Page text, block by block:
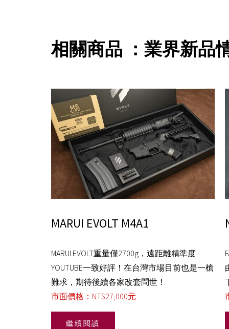
相關商品 ：業界新品
MARUI EVOLT M4A1
MARUI EVOLT重量僅2700g，遠距離精準度
YOUTUBE一致好評！在台灣市場目前也是一槍
難求，期待後續各家改套問世！
市面價格：NT$27,000元
繼續閱讀